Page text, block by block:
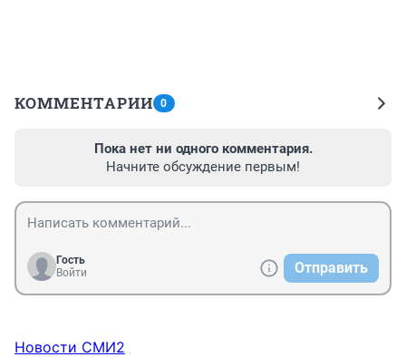
КОММЕНТАРИИ 0
Пока нет ни одного комментария.
Начните обсуждение первым!
Гость
Войти
Отправить
Новости СМИ2